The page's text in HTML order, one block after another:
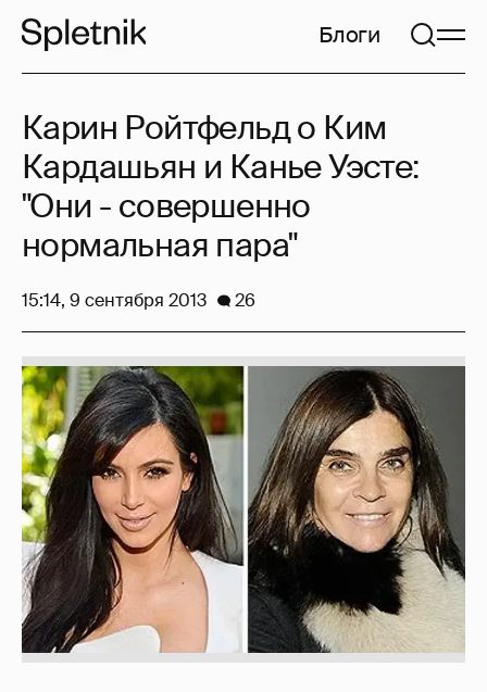
Блоги
Карин Ройтфельд о Ким
Кардашьян и Канье Уэсте:
"Они - совершенно
нормальная пара"
15:14, 9 сентября 2013 26